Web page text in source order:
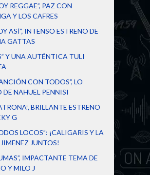
REGGAE”, PAZ CON
Y LOS CAFRES
ASÍ”, INTENSO ESTRENO DE
GATTAS
Y UNA AUTÉNTICA TULI
CON TODOS”, LO
DE NAHUEL PENNISI
BRILLANTE ESTRENO
G
LOCOS”: ¡CALIGARIS Y LA
JUNTOS!
IMPACTANTE TEMA DE
Y MILO J